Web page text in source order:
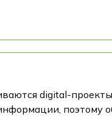
digital-
поэтому